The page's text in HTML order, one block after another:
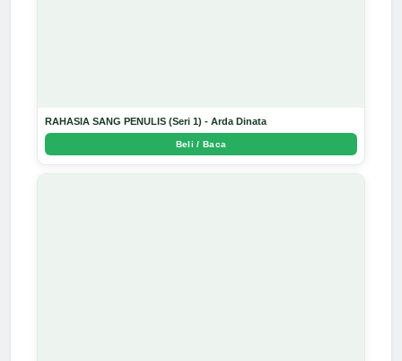
RAHASIA SANG PENULIS (Seri 1) - Arda Dinata
Beli / Baca